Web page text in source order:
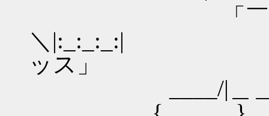
「￣￣
＼|:_:_:_:| 生
ッス」
____/|＿＿